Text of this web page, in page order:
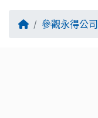
參觀永得公司